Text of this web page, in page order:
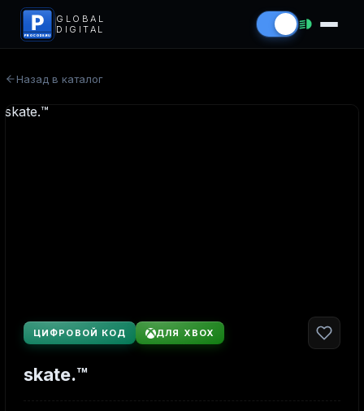
P
PROCODS.RU
GLOBAL
DIGITAL
Назад в каталог
ЦИФРОВОЙ КОД ДЛЯ XBOX
skate.™